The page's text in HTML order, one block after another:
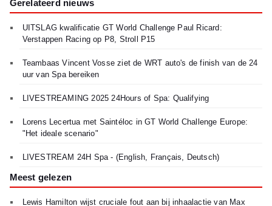
Gerelateerd nieuws
UITSLAG kwalificatie GT World Challenge Paul Ricard:
Verstappen Racing op P8, Stroll P15
Teambaas Vincent Vosse ziet de WRT auto's de finish van de 24
uur van Spa bereiken
LIVESTREAMING 2025 24Hours of Spa: Qualifying
Lorens Lecertua met Saintéloc in GT World Challenge Europe:
"Het ideale scenario"
LIVESTREAM 24H Spa - (English, Français, Deutsch)
Meest gelezen
Lewis Hamilton wijst cruciale fout aan bij inhaalactie van Max